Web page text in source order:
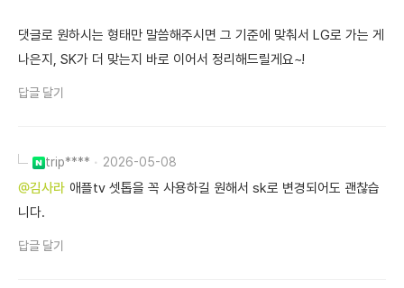
댓글로 원하시는 형태만 말씀해주시면 그 기준에 맞춰서 LG로 가는 게
나은지, SK가 더 맞는지 바로 이어서 정리해드릴게요~!
답글 달기
trip**** 2026-05-08
@김사라 애플tv 셋톱을 꼭 사용하길 원해서 sk로 변경되어도 괜찮습
니다.
답글 달기